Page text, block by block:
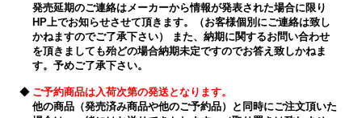
発売延期のご連絡はメーカーから情報が発表された場合に限り
HP上でお知らせさせて頂きます。（お客様個別にご連絡は致し
かねますのでご了承下さい） また、納期に関するお問い合わせ
を頂きましても殆どの場合納期未定ですのでお答え致しかねま
す。予めご了承下さい。
◆ ご予約商品は入荷次第の発送となります。
他の商品（発売済み商品や他のご予約品）と同時にご注文頂いた